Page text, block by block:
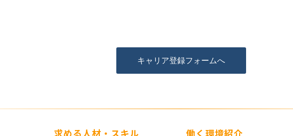
キャリア登録フォームへ
求める人材・スキル 働く環境紹介